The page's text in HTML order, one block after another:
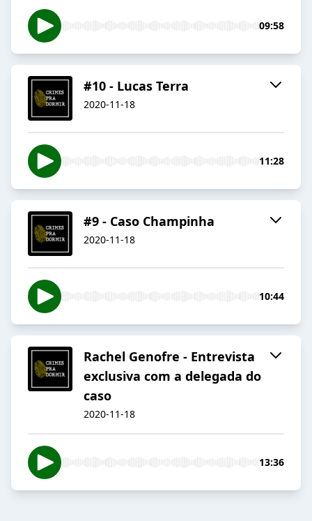
09:58
#10 - Lucas Terra
2020-11-18
11:28
#9 - Caso Champinha
2020-11-18
10:44
Rachel Genofre - Entrevista
exclusiva com a delegada do
caso
2020-11-18
13:36